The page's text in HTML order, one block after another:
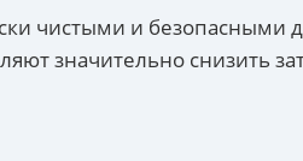
чистыми и безопасными
значительно снизить